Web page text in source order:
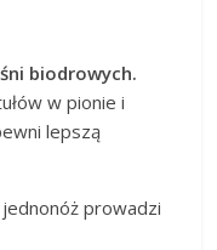
biodrowych.
w pionie i
lepszą
prowadzi